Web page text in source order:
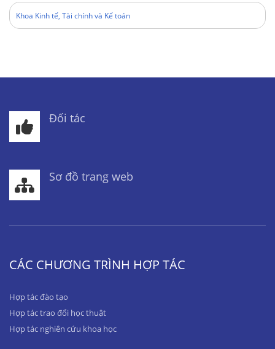
Khoa Kinh tế, Tài chính và Kế toán
Đối tác
Sơ đồ trang web
CÁC CHƯƠNG TRÌNH HỢP TÁC
Hợp tác đào tạo
Hợp tác trao đổi học thuật
Hợp tác nghiên cứu khoa học